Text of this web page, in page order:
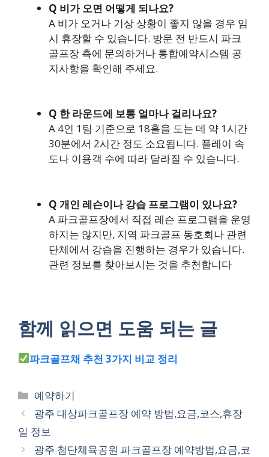
Q 비가 오면 어떻게 되나요?
A 비가 오거나 기상 상황이 좋지 않을 경우 임
시 휴장할 수 있습니다. 방문 전 반드시 파크
골프장 측에 문의하거나 통합예약시스템 공
지사항을 확인해 주세요.
Q 한 라운드에 보통 얼마나 걸리나요?
A 4인 1팀 기준으로 18홀을 도는 데 약 1시간
30분에서 2시간 정도 소요됩니다. 플레이 속
도나 이용객 수에 따라 달라질 수 있습니다.
Q 개인 레슨이나 강습 프로그램이 있나요?
A 파크골프장에서 직접 레슨 프로그램을 운영
하지는 않지만, 지역 파크골프 동호회나 관련
단체에서 강습을 진행하는 경우가 있습니다.
관련 정보를 찾아보시는 것을 추천합니다
함께 읽으면 도움 되는 글
파크골프채 추천 3가지 비교 정리
카
테
고
리
예약하기
광주 대상파크골프장 예약 방법,요금,코스,휴장
일 정보
광주 첨단체육공원 파크골프장 예약방법,요금,코